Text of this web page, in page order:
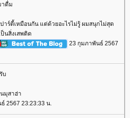
าดื่ม
าร์ตี้เหมือนกัน แต่ด้วยอะไรไม่รู้ ผมสนุกไม่สุด
นสิ่งเสพติด
23 กุมภาพันธ์ 2567
บ
มุสาฮ่า
2567 23:23:33 น.